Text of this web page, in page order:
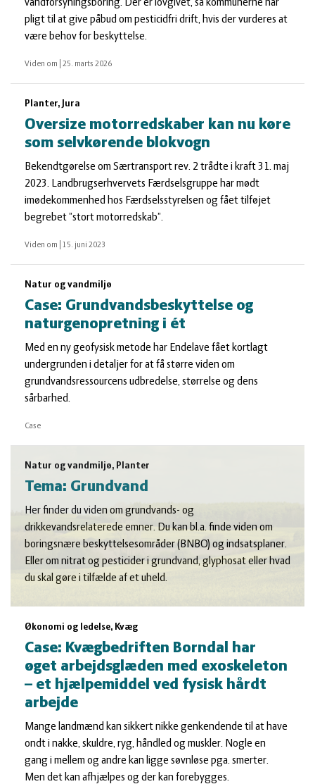
vandforsyningsboring. Der er lovgivet, så kommunerne har
pligt til at give påbud om pesticidfri drift, hvis der vurderes at
være behov for beskyttelse.
Viden om 25. marts 2026
Planter, Jura
Oversize motorredskaber kan nu køre
som selvkørende blokvogn
Bekendtgørelse om Særtransport rev. 2 trådte i kraft 31. maj
2023. Landbrugserhvervets Færdselsgruppe har mødt
imødekommenhed hos Færdselsstyrelsen og fået tilføjet
begrebet ”stort motorredskab”.
Viden om 15. juni 2023
Natur og vandmiljø
Case: Grundvandsbeskyttelse og
naturgenopretning i ét
Med en ny geofysisk metode har Endelave fået kortlagt
undergrunden i detaljer for at få større viden om
grundvandsressourcens udbredelse, størrelse og dens
sårbarhed.
Case
Natur og vandmiljø, Planter
Tema: Grundvand
Her finder du viden om grundvands- og
drikkevandsrelaterede emner. Du kan bl.a. finde viden om
boringsnære beskyttelsesområder (BNBO) og indsatsplaner.
Eller om nitrat og pesticider i grundvand, glyphosat eller hvad
du skal gøre i tilfælde af et uheld.
Økonomi og ledelse, Kvæg
Case: Kvægbedriften Borndal har
øget arbejdsglæden med exoskeleton
– et hjælpemiddel ved fysisk hårdt
arbejde
Mange landmænd kan sikkert nikke genkendende til at have
ondt i nakke, skuldre, ryg, håndled og muskler. Nogle en
gang i mellem og andre kan ligge søvnløse pga. smerter.
Men det kan afhjælpes og der kan forebygges.